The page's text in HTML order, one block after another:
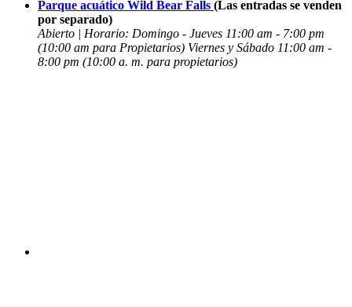
Parque acuático Wild Bear Falls (Las entradas se venden
por separado)
Abierto | Horario: Domingo - Jueves 11:00 am - 7:00 pm
(10:00 am para Propietarios) Viernes y Sábado 11:00 am -
8:00 pm (10:00 a. m. para propietarios)